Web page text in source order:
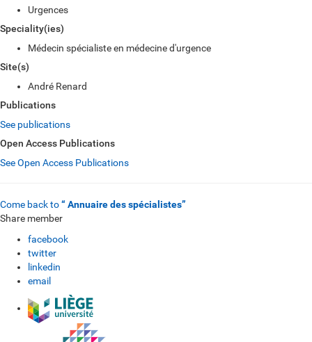
Urgences
Speciality(ies)
Médecin spécialiste en médecine d'urgence
Site(s)
André Renard
Publications
See publications
Open Access Publications
See Open Access Publications
Come back to“ Annuaire des spécialistes”
Share member
facebook
twitter
linkedin
email